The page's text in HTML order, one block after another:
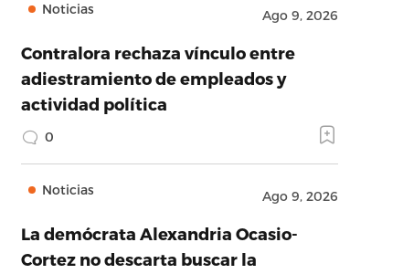
Noticias Ago 9, 2026
Contralora rechaza vínculo entre
adiestramiento de empleados y
actividad política
0
Noticias Ago 9, 2026
La demócrata Alexandria Ocasio-
Cortez no descarta buscar la